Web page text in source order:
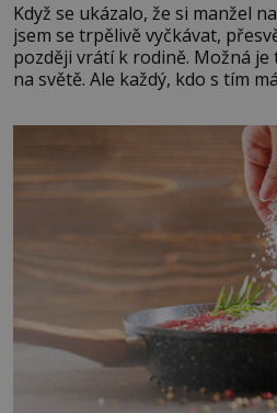
Když se ukázalo, že si manžel
jsem se trpělivě vyčkávat,
později vrátí k rodině. Možná je
na světě. Ale každý, kdo s tím
Když se ke mně doneslo, že si